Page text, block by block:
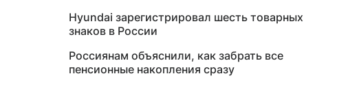
Hyundai зарегистрировал шесть товарных
знаков в России
Россиянам объяснили, как забрать все
пенсионные накопления сразу